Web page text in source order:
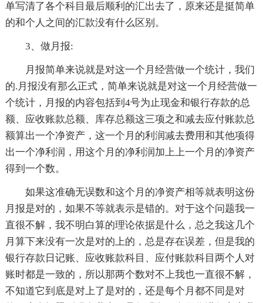
单写清了各个科目最后顺利的汇出去了，原来还是挺简单
的和个人之间的汇款没有什么区别。
3、做月报:
月报简单来说就是对这一个月经营做一个统计，我们
的.月报没有那么正式，简单来说就是对这一个月经营做一
个统计，月报的内容包括到4号为止现金和银行存款的总
额、应收账款总额、库存总额这三项之和减去应付账款总
额算出一个净资产，这一个月的利润减去费用和其他项得
出一个净利润，用这个月的净利润加上上一个月的净资产
得到一个数。
如果这准确无误数和这个月的净资产相等就表明这份
月报是对的，如果不等就表示是错的。对于这个问题我一
直很不解，我不明白算的理论依据是什么，总之我这几个
月算下来没有一次是对的上的，总是存在误差，但是我的
银行存款日记账、应收账款科目、应付账款科目两个人对
账时都是一致的，所以那两个数对不上我也一直很不解，
不知道它到底是对上了是对的，还是每个月都不同是对